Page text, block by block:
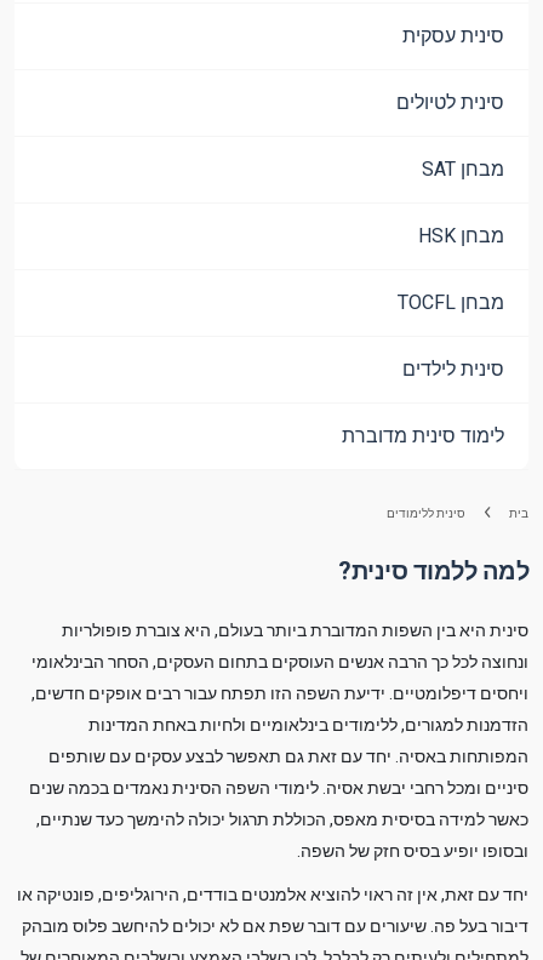
סינית עסקית
סינית לטיולים
מבחן SAT
מבחן HSK
מבחן TOCFL
סינית לילדים
לימוד סינית מדוברת
בית סינית ללימודים
למה ללמוד סינית?
סינית היא בין השפות המדוברת ביותר בעולם, היא צוברת פופולריות
ונחוצה לכל כך הרבה אנשים העוסקים בתחום העסקים, הסחר הבינלאומי
ויחסים דיפלומטיים. ידיעת השפה הזו תפתח עבור רבים אופקים חדשים,
הזדמנות למגורים, ללימודים בינלאומיים ולחיות באחת המדינות
המפותחות באסיה. יחד עם זאת גם תאפשר לבצע עסקים עם שותפים
סיניים ומכל רחבי יבשת אסיה. לימודי השפה הסינית נאמדים בכמה שנים
כאשר למידה בסיסית מאפס, הכוללת תרגול יכולה להימשך כעד שנתיים,
ובסופו יופיע בסיס חזק של השפה.
יחד עם זאת, אין זה ראוי להוציא אלמנטים בודדים, הירוגליפים, פונטיקה או
דיבור בעל פה. שיעורים עם דובר שפת אם לא יכולים להיחשב פלוס מובהק